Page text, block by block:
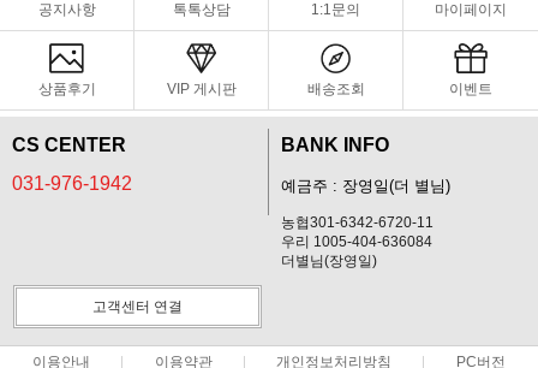
공지사항 톡톡상담 1:1문의 마이페이지
상품후기 VIP 게시판 배송조회 이벤트
CS CENTER
031-976-1942
BANK INFO
예금주 : 장영일(더 별님)
농협301-6342-6720-11
우리 1005-404-636084
더별님(장영일)
고객센터 연결
이용안내 이용약관 개인정보처리방침 PC버전